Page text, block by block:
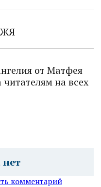
от Матфея
на всех
комментарий